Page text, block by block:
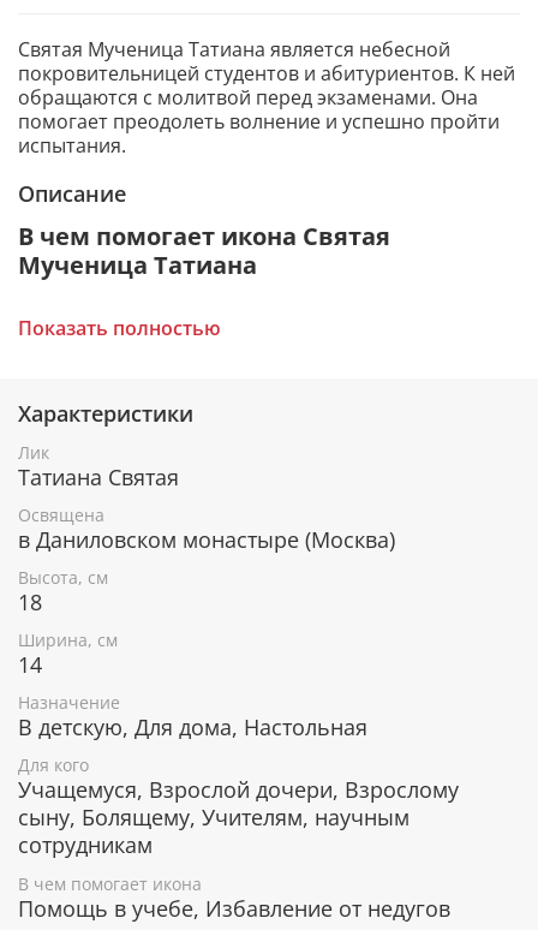
Святая Мученица Татиана является небесной
покровительницей студентов и абитуриентов. К ней
обращаются с молитвой перед экзаменами. Она
помогает преодолеть волнение и успешно пройти
испытания.
Описание
В чем помогает икона Святая
Мученица Татиана
Дает силы пережить сложные жизненные
Покровительница учащихся и всех, кто
стремится к новым знаниям.
Икона уже освящена
Лик изготовлен методом УФ-печати в России.
Освящен в Даниловском монастыре по всем
канонам Православной церкви. Икона поставляется
в коробке с изображением монастыря, к каждой
иконе прилагается сертификат.
Серебряное покрытие, ценные породы
дерева
Рамка покрыта слоем чистого серебра 925 пробы и
позолотой. С помощью современных технологий
изделию придается особая рельефность и
выразительность. Икона изготовлена из
металлической пластины Miro Silver, нижний слой
которой состоит из алюминия, а верхний - из
серебра. Отдельные элементы покрыты позолотой.
Показать полностью
Характеристики
Лик
Татиана Святая
Освящена
в Даниловском монастыре (Москва)
Высота, см
18
Ширина, см
14
Назначение
В детскую, Для дома, Настольная
Для кого
Учащемуся, Взрослой дочери, Взрослому
сыну, Болящему, Учителям, научным
сотрудникам
В чем помогает икона
Помощь в учебе, Избавление от недугов